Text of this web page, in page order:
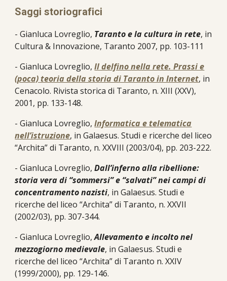
Saggi storiografici
- Gianluca Lovreglio, Taranto e la cultura in rete, in
Cultura& Innovazione, Taranto 2007, pp. 103-111
- Gianluca Lovreglio,Il delfino nella rete. Prassi e
(poca) teoria della storia di Taranto in Internet, in
Cenacolo. Rivista storica di Taranto, n. XIII (XXV),
2001, pp. 133-148.
- Gianluca Lovreglio,Informatica e telematica
nell’istruzione, in Galaesus. Studi e ricerche del liceo
“Archita” di Taranto, n. XXVIII (2003/04), pp. 203-222.
- Gianluca Lovreglio,Dall’inferno alla ribellione:
storia vera di “sommersi” e “salvati” nei campi di
concentramento nazisti, in Galaesus. Studi e
ricerche del liceo “Archita” di Taranto, n. XXVII
(2002/03), pp. 307-344.
- Gianluca Lovreglio,Allevamento e incolto nel
mezzogiorno medievale, in Galaesus. Studi e
ricerche del liceo “Archita” di Taranto n. XXIV
(1999/2000), pp. 129-146.